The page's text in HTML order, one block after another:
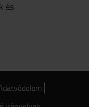
és